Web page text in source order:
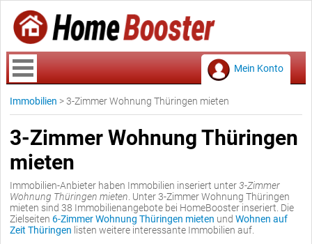
Mein Konto
Immobilien >3-Zimmer Wohnung Thüringen mieten
3-Zimmer Wohnung Thüringen
mieten
Immobilien-Anbieter haben Immobilien inseriert unter3-Zimmer
Wohnung Thüringen mieten . Unter 3-Zimmer Wohnung Thüringen
mieten sind 38 Immobilienangebote bei HomeBooster inseriert. Die
Zielseiten 6-Zimmer Wohnung Thüringen mieten und Wohnen auf
Zeit Thüringen listen weitere interessante Immobilien auf.